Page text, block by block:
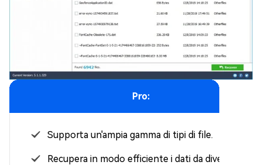
Pro:
Supporta un'ampia gamma di tipi di file.
Recupera in modo efficiente i dati da diversi